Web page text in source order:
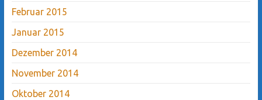
Februar 2015
Januar 2015
Dezember 2014
November 2014
Oktober 2014